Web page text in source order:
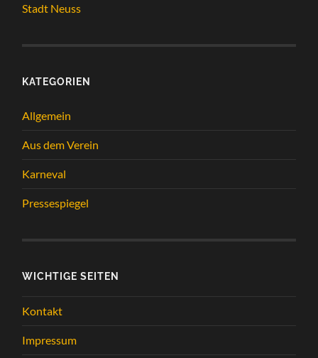
Stadt Neuss
KATEGORIEN
Allgemein
Aus dem Verein
Karneval
Pressespiegel
WICHTIGE SEITEN
Kontakt
Impressum